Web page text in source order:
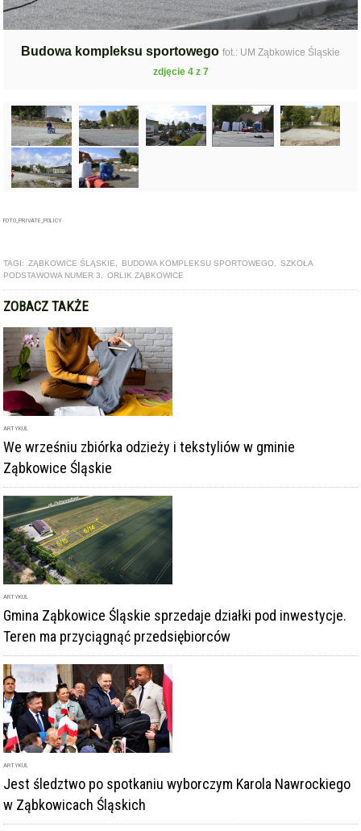
Budowa kompleksu sportowego fot.: UM Ząbkowice Śląskie
zdjęcie 4 z 7
FOTO_PRIVATE_POLICY
TAGI: ZĄBKOWICE ŚLĄSKIE BUDOWA KOMPLEKSU SPORTOWEGO
SZKOŁA
PODSTAWOWA NUMER 3
ORLIK ZĄBKOWICE
ZOBACZ TAKŻE
ARTYKUŁ
We wrześniu zbiórka odzieży i tekstyliów w gminie
Ząbkowice Śląskie
ARTYKUŁ
Gmina Ząbkowice Śląskie sprzedaje działki pod inwestycje.
Teren ma przyciągnąć przedsiębiorców
ARTYKUŁ
Jest śledztwo po spotkaniu wyborczym Karola Nawrockiego
w Ząbkowicach Śląskich